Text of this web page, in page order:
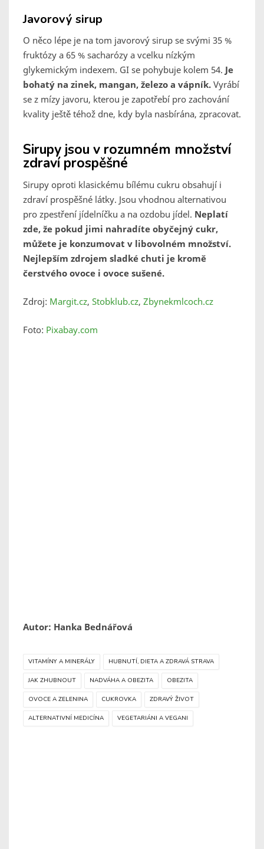
Javorový sirup
O něco lépe je na tom javorový sirup se svými 35 %
fruktózy a 65 % sacharózy a vcelku nízkým
glykemickým indexem. GI se pohybuje kolem 54. Je
bohatý na zinek, mangan, železo a vápník. Vyrábí
se z mízy javoru, kterou je zapotřebí pro zachování
kvality ještě téhož dne, kdy byla nasbírána, zpracovat.
Sirupy jsou v rozumném množství
zdraví prospěšné
Sirupy oproti klasickému bílému cukru obsahují i
zdraví prospěšné látky. Jsou vhodnou alternativou
pro zpestření jídelníčku a na ozdobu jídel. Neplatí
zde, že pokud jimi nahradíte obyčejný cukr,
můžete je konzumovat v libovolném množství.
Nejlepším zdrojem sladké chuti je kromě
čerstvého ovoce i ovoce sušené.
Zdroj: Margit.cz, Stobklub.cz, Zbynekmlcoch.cz
Foto: Pixabay.com
Autor: Hanka Bednářová
VITAMÍNY A MINERÁLY HUBNUTÍ, DIETA A ZDRAVÁ STRAVA
JAK ZHUBNOUT NADVÁHA A OBEZITA OBEZITA
OVOCE A ZELENINA CUKROVKA ZDRAVÝ ŽIVOT
ALTERNATIVNÍ MEDICÍNA VEGETARIÁNI A VEGANI